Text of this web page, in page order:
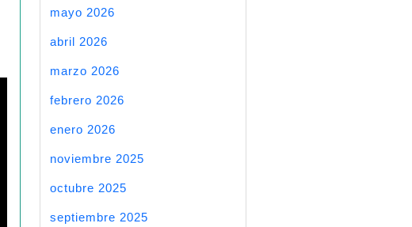
mayo 2026
abril 2026
marzo 2026
febrero 2026
enero 2026
noviembre 2025
octubre 2025
septiembre 2025